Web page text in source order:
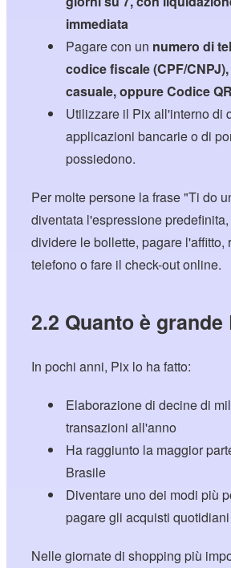
immediata
Pagare con un numero di
codice fiscale (CPF/
casuale, oppureCodice QR
Utilizzare il Pix all'interno di
applicazioni bancarie o di
possiedono.
Per molte persone la frase "Ti do
diventata l'espressione
dividere le bollette, pagare l'affitto,
telefono o fare il check-out online.
2.2 Quanto è
In pochi anni, Pix lo ha fatto:
Elaborazione di decine di
transazioni all'anno
Ha raggiunto la maggior
Brasile
Diventare uno dei modi più
pagare gli acquisti quotidiani
Nelle giornate di shopping più